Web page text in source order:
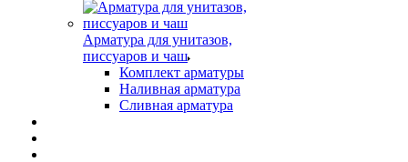
Арматура для унитазов,
писсуаров и чаш
Комплект арматуры
Наливная арматура
Сливная арматура